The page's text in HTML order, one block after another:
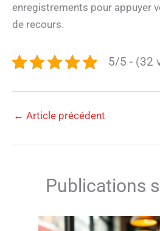
enregistrements pour appuyer
de recours.
5/5 - (32
← Article précédent
Publications